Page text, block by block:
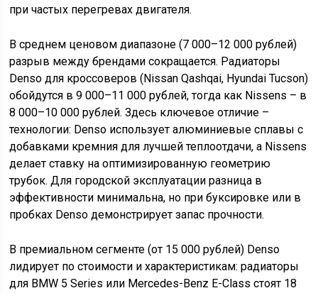
при частых перегревах двигателя.
В среднем ценовом диапазоне (7 000–12 000 рублей)
разрыв между брендами сокращается. Радиаторы
Denso для кроссоверов (Nissan Qashqai, Hyundai Tucson)
обойдутся в 9 000–11 000 рублей, тогда как Nissens – в
8 000–10 000 рублей. Здесь ключевое отличие –
технологии: Denso использует алюминиевые сплавы с
добавками кремния для лучшей теплоотдачи, а Nissens
делает ставку на оптимизированную геометрию
трубок. Для городской эксплуатации разница в
эффективности минимальна, но при буксировке или в
пробках Denso демонстрирует запас прочности.
В премиальном сегменте (от 15 000 рублей) Denso
лидирует по стоимости и характеристикам: радиаторы
для BMW 5 Series или Mercedes-Benz E-Class стоят 18